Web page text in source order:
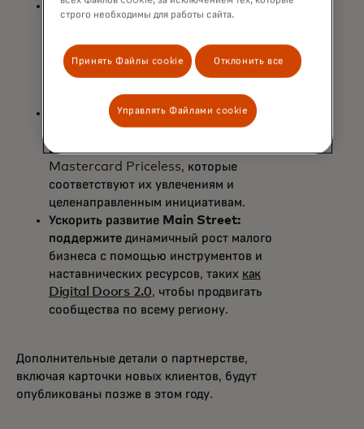
Включите открытый банкинг:
используйте решения Open Banking
от Mastercard для обеспечения
бесшовного открытия счетов и
кредитования потребителей и малого
Предоставляйте бесценные
впечатления:доступ к мероприятиям,
впечатлениям и инициативам
Mastercard Priceless, которые
соответствуют их увлечениям и
целенаправленным инициативам.
Ускорить развитие Main Street:
поддержите динамичный рост малого
бизнеса с помощью инструментов и
наставнических ресурсов, таких как
Digital Doors 2.0, чтобы продвигать
сообщества по всему региону.
Дополнительные детали о партнерстве,
включая карточки новых клиентов, будут
опубликованы позже в этом году.
строго необходимы для работы сайта.
Принять Файлы cookie Отклонить все
Управлять Файлами cookie